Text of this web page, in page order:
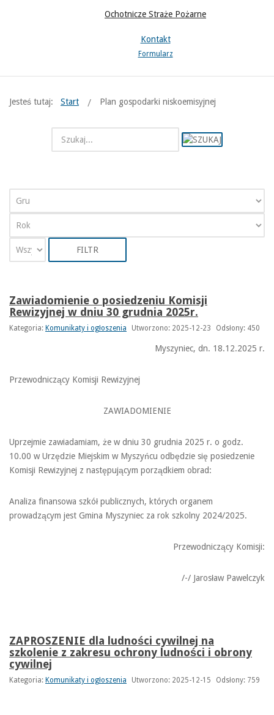
Ochotnicze Straże Pożarne
Kontakt
Formularz
Jesteś tutaj: Start Plan gospodarki niskoemisyjnej
FILTR
Zawiadomienie o posiedzeniu Komisji
Rewizyjnej w dniu 30 grudnia 2025r.
Kategoria: Komunikaty i ogłoszenia Utworzono: 2025-12-23 Odsłony: 450
Myszyniec, dn. 18.12.2025 r.
Przewodniczący Komisji Rewizyjnej
ZAWIADOMIENIE
Uprzejmie zawiadamiam, że w dniu 30 grudnia 2025 r. o godz.
10.00 w Urzędzie Miejskim w Myszyńcu odbędzie się posiedzenie
Komisji Rewizyjnej z następującym porządkiem obrad:
Analiza finansowa szkół publicznych, których organem
prowadzącym jest Gmina Myszyniec za rok szkolny 2024/2025.
Przewodniczący Komisji:
/-/ Jarosław Pawelczyk
ZAPROSZENIE dla ludności cywilnej na
szkolenie z zakresu ochrony ludności i obrony
cywilnej
Kategoria: Komunikaty i ogłoszenia Utworzono: 2025-12-15 Odsłony: 759